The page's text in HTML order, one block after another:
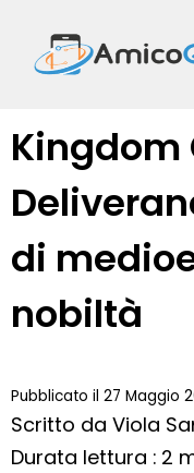
contenuto
Kingdom
di
nobiltà
Pubblicato il 27 Maggio
Scritto da Viola
Durata lettura : 2